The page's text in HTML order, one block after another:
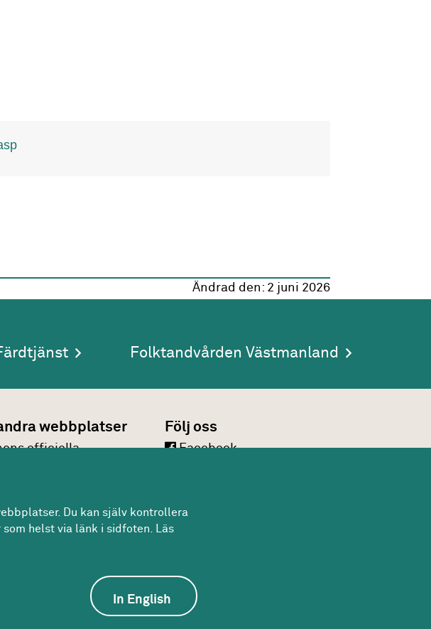
Ändrad den: 2 juni 2026
Folktandvården Västmanland
webbplatser
officiella
Följ oss
Facebook
Du kan själv kontrollera
helst via länk i sidfoten. Läs
In English